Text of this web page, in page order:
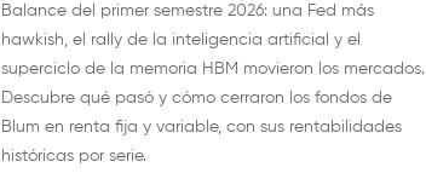
Balance del primer semestre 2026: una Fed más
hawkish, el rally de la inteligencia artificial y el
superciclo de la memoria HBM movieron los mercados.
Descubre qué pasó y cómo cerraron los fondos de
Blum en renta fija y variable, con sus rentabilidades
históricas por serie.